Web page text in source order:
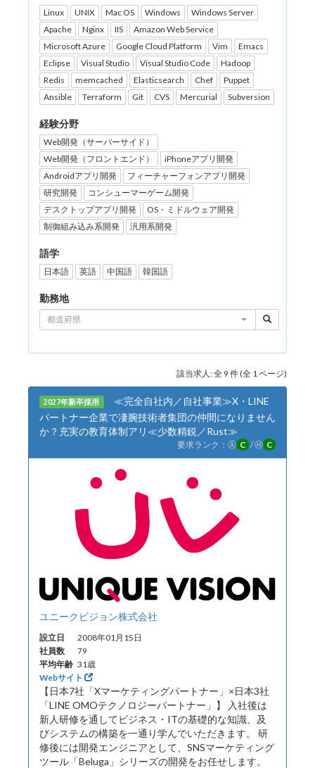
Linux UNIX Mac OS Windows
Windows Server
Apache
Nginx IIS
Amazon Web Service
Microsoft Azure
Google Cloud Platform Vim
Emacs
Eclipse
Visual Studio Visual Studio Code
Hadoop
Redis
memcached Elasticsearch Chef
Puppet
Ansible
Terraform Git CVS Mercurial Subversion
経験分野
Web開発（サーバーサイド）
Web開発（フロントエンド）
iPhoneアプリ開発
Androidアプリ開発
フィーチャーフォンアプリ開発
研究開発
コンシューマーゲーム開発
デスクトップアプリ開発
OS・ミドルウェア開発
制御組み込み系開発
汎用系開発
語学
日本語 英語 中国語 韓国語
勤務地
都道府県
該当求人: 全 9 件 (全 1 ページ)
2027年新卒採用
≪完全自社内／自社事業≫X・LINE
パートナー企業で凄腕技術者集団の仲間になりません
か？充実の教育体制アリ≪少数精鋭／Rust≫
要求ランク： Ⓐ C /Ⓗ C
ユニークビジョン株式会社
設立日
2008年01月15日
社員数
79
平均年齢 31歳
Webサイト
【日本7社「Xマーケティングパートナー」×日本3社
「LINE OMOテクノロジーパートナー」】 入社後は
新人研修を通してビジネス・ITの基礎的な知識、及
びシステムの構築を一通り学んでいただきます。 研
修後には開発エンジニアとして、SNSマーケティング
ツール「Beluga」シリーズの開発をお任せします。